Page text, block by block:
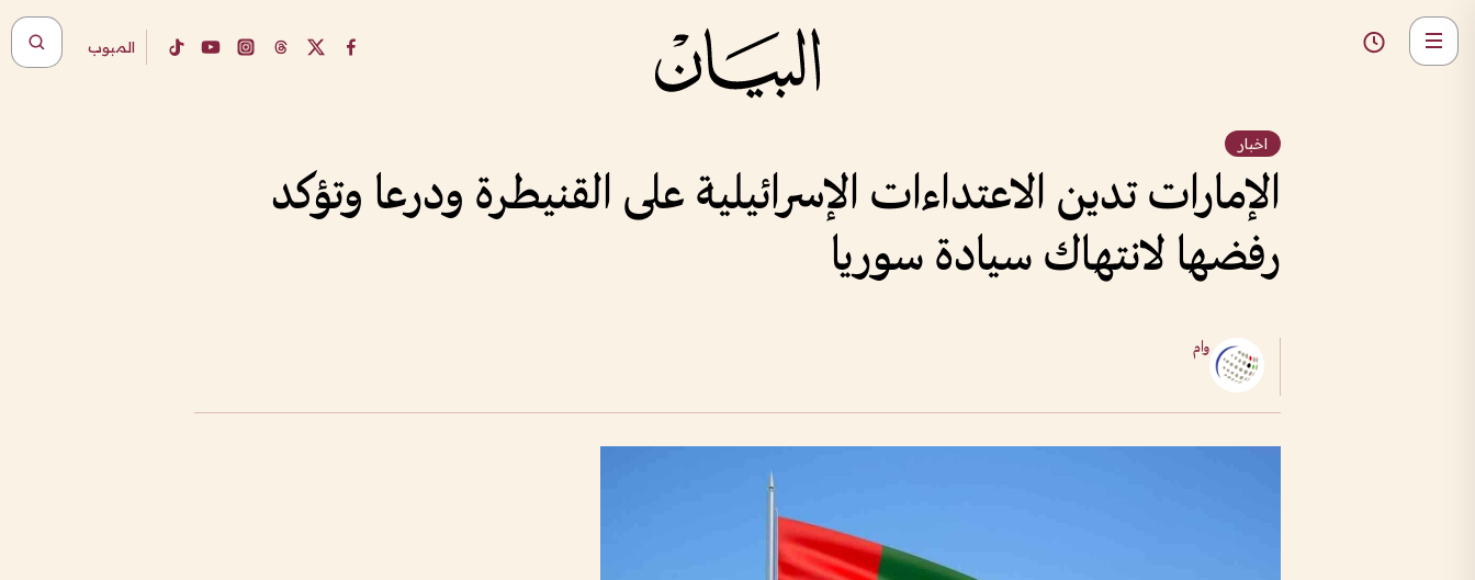
المبوب
اخبار
الإمارات تدين الاعتداءات الإسرائيلية على القنيطرة ودرعا وتؤكد
رفضها لانتهاك سيادة سوريا
وام